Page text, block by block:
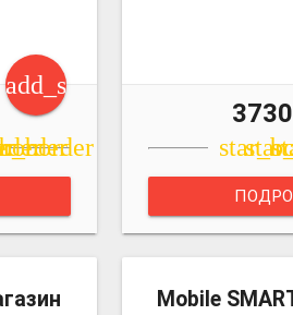
add_shopping_cart
more_vert
Mobile